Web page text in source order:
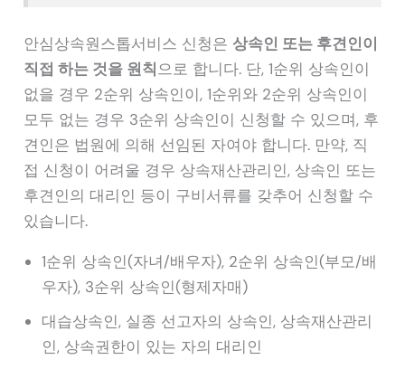
안심상속원스톱서비스 신청은상속인 또는 후견인이
직접 하는 것을 원칙으로 합니다. 단, 1순위 상속인이
없을 경우 2순위 상속인이, 1순위와 2순위 상속인이
모두 없는 경우 3순위 상속인이 신청할 수 있으며, 후
견인은 법원에 의해 선임된 자여야 합니다. 만약, 직
접 신청이 어려울 경우 상속재산관리인, 상속인 또는
후견인의 대리인 등이 구비서류를 갖추어 신청할 수
있습니다.
1순위 상속인(자녀/배우자), 2순위 상속인(부모/배
우자), 3순위 상속인(형제자매)
대습상속인, 실종 선고자의 상속인, 상속재산관리
인, 상속권한이 있는 자의 대리인